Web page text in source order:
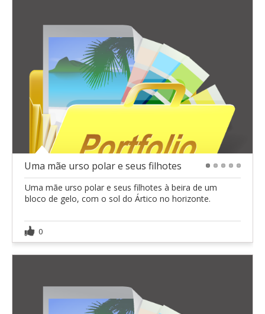
Uma mãe urso polar e seus filhotes
Uma mãe urso polar e seus filhotes à beira de um
bloco de gelo, com o sol do Ártico no horizonte.
0